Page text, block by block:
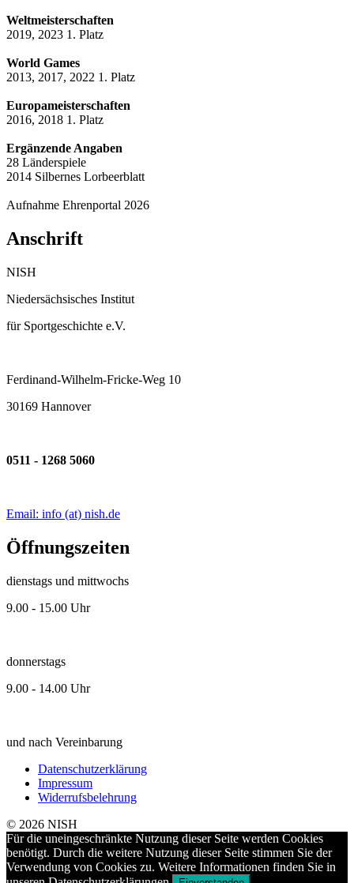
Weltmeisterschaften
2019, 2023 1. Platz
World Games
2013, 2017, 2022 1. Platz
Europameisterschaften
2016, 2018 1. Platz
Ergänzende Angaben
28 Länderspiele
2014 Silbernes Lorbeerblatt
Aufnahme Ehrenportal 2026
Anschrift
NISH
Niedersächsisches Institut
für Sportgeschichte e.V.
Ferdinand-Wilhelm-Fricke-Weg 10
30169 Hannover
0511 - 1268 5060
Email: info (at) nish.de
Öffnungszeiten
dienstags und mittwochs
9.00 - 15.00 Uhr
donnerstags
9.00 - 14.00 Uhr
und nach Vereinbarung
Datenschutzerklärung
Impressum
Widerrufsbelehrung
© 2026 NISH
Für die uneingeschränkte Nutzung dieser Seite werden Cookies
benötigt. Durch die weitere Nutzung dieser Seite stimmen Sie der
Verwendung von Cookies zu. Weitere Informationen finden Sie in